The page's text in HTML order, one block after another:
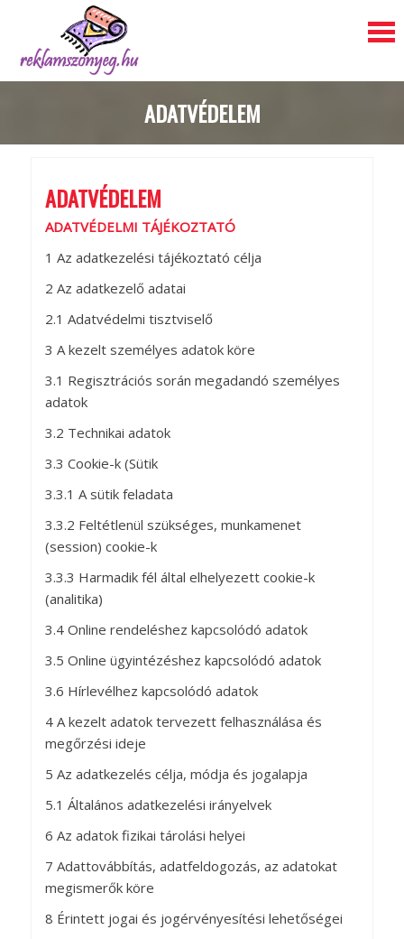
p
ADATVÉDELEM
ADATVÉDELEM
ADATVÉDELMI TÁJÉKOZTATÓ
1 Az adatkezelési tájékoztató célja
2 Az adatkezelő adatai
2.1 Adatvédelmi tisztviselő
3 A kezelt személyes adatok köre
3.1 Regisztrációs során megadandó személyes
adatok
3.2 Technikai adatok
3.3 Cookie-k (Sütik
3.3.1 A sütik feladata
3.3.2 Feltétlenül szükséges, munkamenet
(session) cookie-k
3.3.3 Harmadik fél által elhelyezett cookie-k
(analitika)
3.4 Online rendeléshez kapcsolódó adatok
3.5 Online ügyintézéshez kapcsolódó adatok
3.6 Hírlevélhez kapcsolódó adatok
4 A kezelt adatok tervezett felhasználása és
megőrzési ideje
5 Az adatkezelés célja, módja és jogalapja
5.1 Általános adatkezelési irányelvek
6 Az adatok fizikai tárolási helyei
7 Adattovábbítás, adatfeldogozás, az adatokat
megismerők köre
8 Érintett jogai és jogérvényesítési lehetőségei